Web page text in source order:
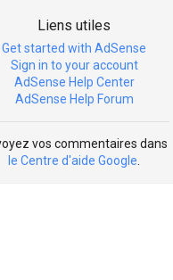
Liens utiles
Get started with AdSense
Sign in to your account
AdSense Help Center
AdSense Help Forum
vos commentaires dans
le Centre d'aide Google